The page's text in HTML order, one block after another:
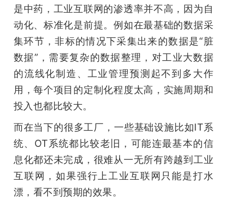
是中药，工业互联网的渗透率并不高，因为自
动化、标准化是前提。例如在最基础的数据采
集环节，非标的情况下采集出来的数据是“脏
数据”，需要复杂的数据整理，对工业大数据
的流线化制造、工业管理预测起不到多大作
用，每个项目的定制化程度太高，实施周期和
投入也都比较大。
而在当下的很多工厂，一些基础设施比如IT系
统、OT系统都比较老旧，可能连最基本的信
息化都还未完成，很难从一无所有跨越到工业
互联网，如果强行上工业互联网只能是打水
漂，看不到预期的效果。